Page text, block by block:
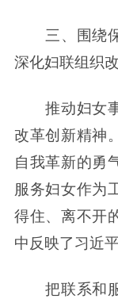
三、围绕保
深化妇联组织
推动妇女事
改革创新精神
自我革新的勇
服务妇女作为
得住、离不开
中反映了习近
把联系和服